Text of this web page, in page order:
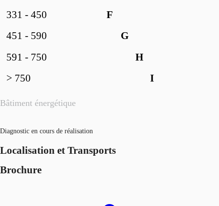
Bâtiment énergétique
F
331 - 450
G
451 - 590
H
591 - 750
I
> 750
Diagnostic en cours de réalisation
Localisation et Transports
Brochure